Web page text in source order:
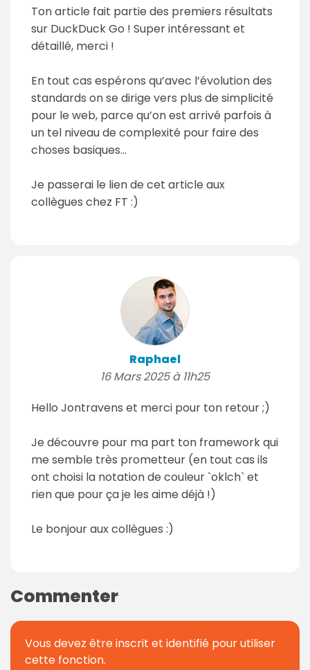
Ton article fait partie des premiers résultats
sur DuckDuck Go ! Super intéressant et
détaillé, merci !
En tout cas espérons qu’avec l’évolution des
standards on se dirige vers plus de simplicité
pour le web, parce qu’on est arrivé parfois à
un tel niveau de complexité pour faire des
choses basiques...
Je passerai le lien de cet article aux
collègues chez FT :)
Raphael
16 Mars 2025 à 11h25
Hello Jontravens et merci pour ton retour ;)
Je découvre pour ma part ton framework qui
me semble très prometteur (en tout cas ils
ont choisi la notation de couleur `oklch` et
rien que pour ça je les aime déjà !)
Le bonjour aux collègues :)
Commenter
Vous devez être inscrit et identifié pour utiliser
cette fonction.